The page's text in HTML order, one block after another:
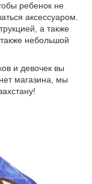
ребенок не
аксессуаром.
а также
небольшой
и девочек вы
магазина, мы